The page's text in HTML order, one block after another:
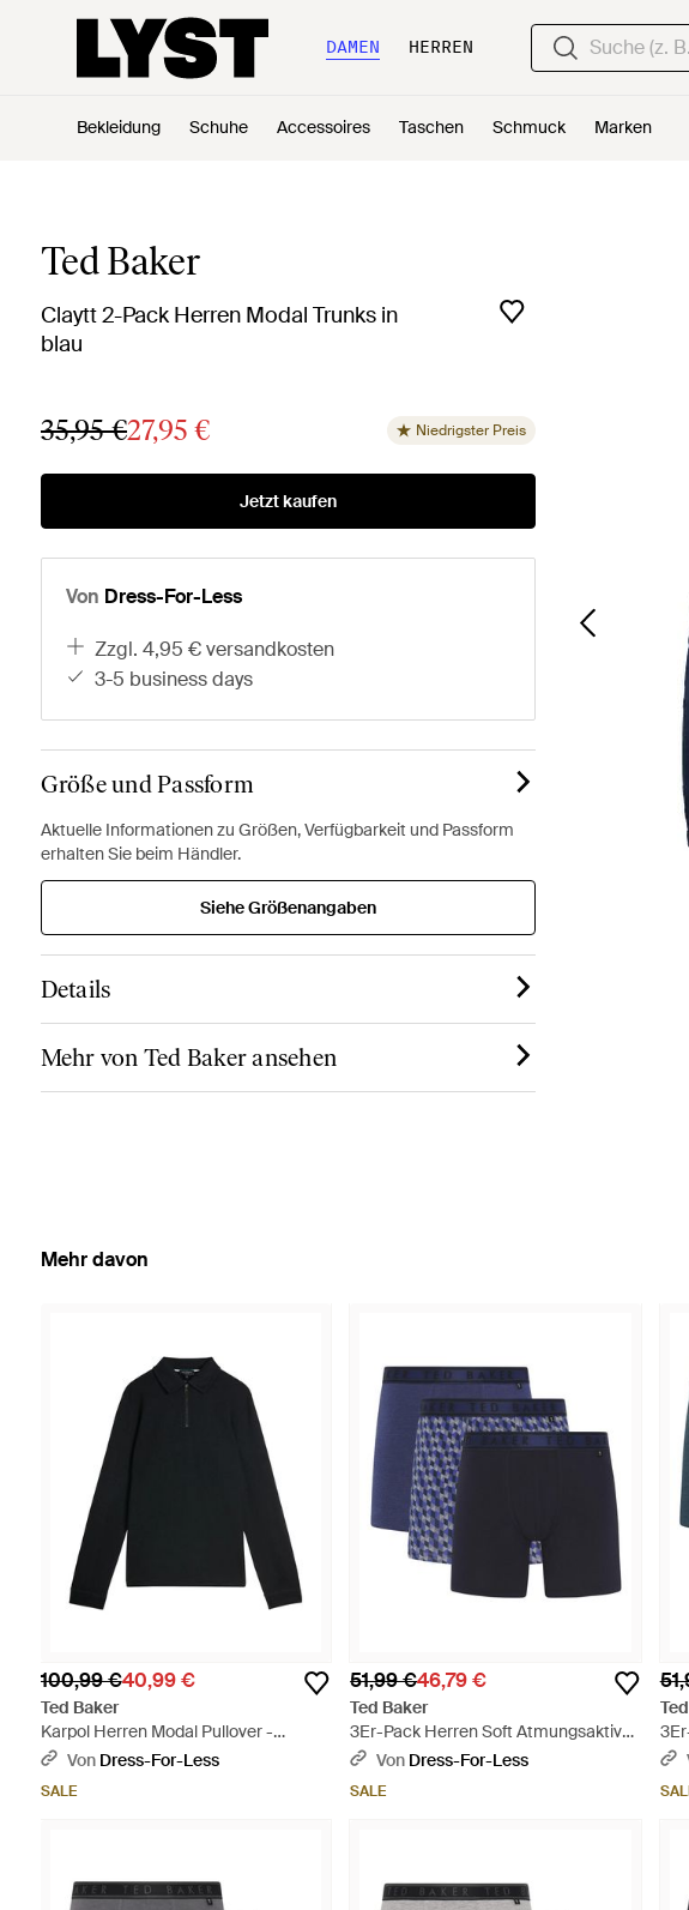
DAMEN HERREN
Bekleidung Schuhe Accessoires Taschen Schmuck Marken
Ted Baker
Claytt 2-Pack Herren Modal Trunks in
blau
35,95 €27,95 € Niedrigster Preis
Jetzt kaufen
Von Dress-For-Less
zzgl. 4,95 € versandkosten
3-5 business days
Größe und Passform
Aktuelle Informationen zu Größen, Verfügbarkeit und Passform
erhalten Sie beim Händler.
Siehe Größenangaben
Details
Mehr von Ted Baker ansehen
Mehr davon
100,99 €40,99 €
Ted Baker
Karpol Herren Modal Pullover -
Schwarz
Von Dress-For-Less
SALE
51,99 €46,79 €
Ted Baker
3Er-Pack Herren Soft Atmungsaktive
Baumwoll-Boxershorts - Blau
Von Dress-For-Less
SALE